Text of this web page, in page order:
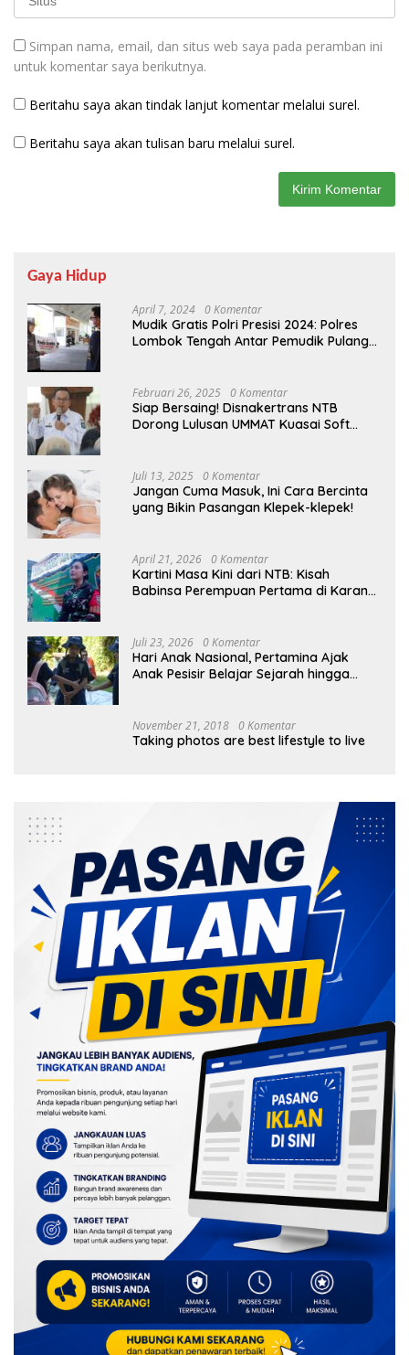
Simpan nama, email, dan situs web saya pada peramban ini
untuk komentar saya berikutnya.
Beritahu saya akan tindak lanjut komentar melalui surel.
Beritahu saya akan tulisan baru melalui surel.
Gaya Hidup
April 7, 2024 0 Komentar
Mudik Gratis Polri Presisi 2024: Polres
Lombok Tengah Antar Pemudik Pulang
Februari 26, 2025 0 Komentar
Siap Bersaing! Disnakertrans NTB
Dorong Lulusan UMMAT Kuasai Soft
Juli 13, 2025 0 Komentar
Jangan Cuma Masuk, Ini Cara Bercinta
yang Bikin Pasangan Klepek-klepek!
April 21, 2026 0 Komentar
Kartini Masa Kini dari NTB: Kisah
Babinsa Perempuan Pertama di Karang
Juli 23, 2026 0 Komentar
Hari Anak Nasional, Pertamina Ajak
Anak Pesisir Belajar Sejarah hingga
November 21, 2018 0 Komentar
Taking photos are best lifestyle to live